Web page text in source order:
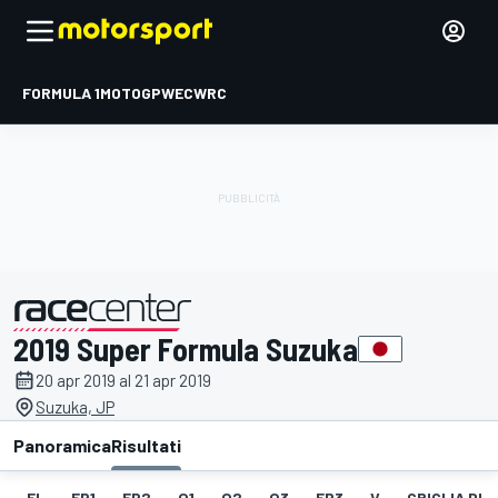
FORMULA 1MOTOGPWECWRC
presentato da
2019 Super Formula Suzuka
20 apr 2019 al 21 apr 2019
Suzuka, JP
PanoramicaRisultati